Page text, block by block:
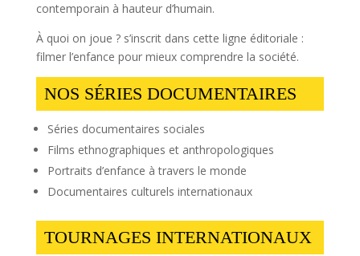
contemporain à hauteur d’humain.
À quoi on joue ? s’inscrit dans cette ligne éditoriale :
filmer l’enfance pour mieux comprendre la société.
NOS SÉRIES DOCUMENTAIRES
Séries documentaires sociales
Films ethnographiques et anthropologiques
Portraits d’enfance à travers le monde
Documentaires culturels internationaux
TOURNAGES INTERNATIONAUX